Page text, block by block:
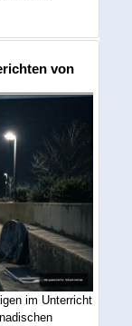
von
im Unterricht